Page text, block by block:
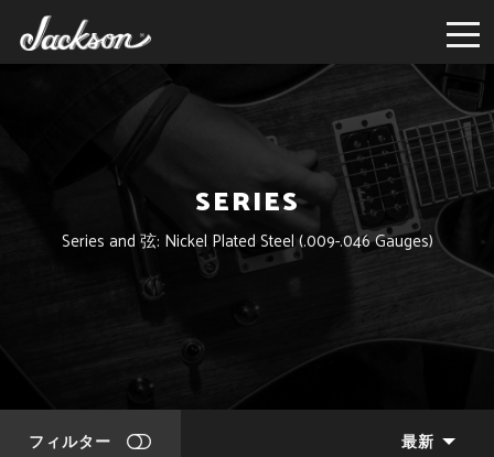
SERIES
Series and 弦: Nickel Plated Steel (.009-.046 Gauges)
フィルター 最新